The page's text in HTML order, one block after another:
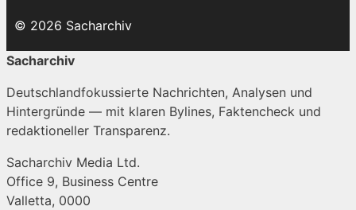
© 2026 Sacharchiv
Sacharchiv
Deutschlandfokussierte Nachrichten, Analysen und
Hintergründe — mit klaren Bylines, Faktencheck und
redaktioneller Transparenz.
Sacharchiv Media Ltd.
Office 9, Business Centre
Valletta, 0000